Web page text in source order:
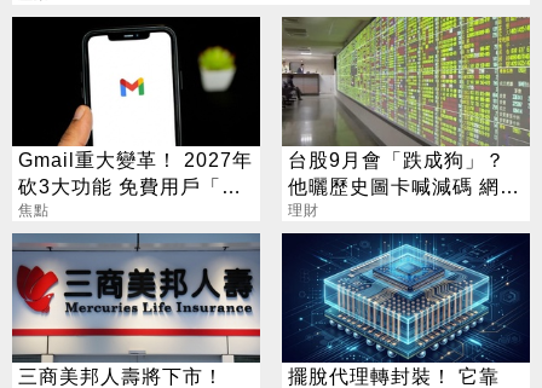
Gmail重大變革！ 2027年
砍3大功能 免費用戶「這
好康」不能用了
焦點
台股9月會「跌成狗」？
他曬歷史圖卡喊減碼 網看
法兩極
理財
三商美邦人壽將下市！
擺脫代理轉封裝！ 它靠